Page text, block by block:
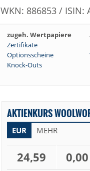
WKN: 886853 / ISIN:
zugeh. Wertpapiere
Zertifikate
Optionsscheine
Knock-Outs
AKTIENKURS
EUR MEHR
24,59 0,00